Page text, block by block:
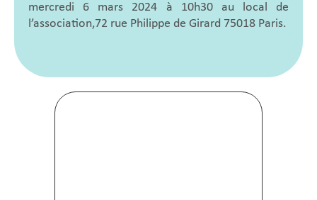
mercredi 6 mars 2024 à 10h30 au local de
l’association,72 rue Philippe de Girard 75018 Paris.